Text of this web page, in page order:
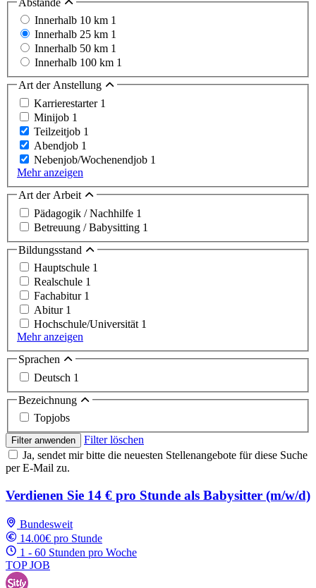
Innerhalb 10 km 1
Innerhalb 25 km 1
Innerhalb 50 km 1
Innerhalb 100 km 1
Art der Anstellung
Karrierestarter 1
Minijob 1
Teilzeitjob 1
Abendjob 1
Nebenjob/Wochenendjob 1
Mehr anzeigen
Art der Arbeit
Pädagogik / Nachhilfe 1
Betreuung / Babysitting 1
Bildungsstand
Hauptschule 1
Realschule 1
Fachabitur 1
Abitur 1
Hochschule/Universität 1
Mehr anzeigen
Sprachen
Deutsch 1
Bezeichnung
Topjobs
Filter anwenden
Filter löschen
Ja, sendet mir bitte die neuesten Stellenangebote für diese Suche
per E-Mail zu.
Verdienen Sie 14 € pro Stunde als Babysitter (m/w/d)
Bundesweit
14.00€ pro Stunde
1 - 60 Stunden pro Woche
TOP JOB